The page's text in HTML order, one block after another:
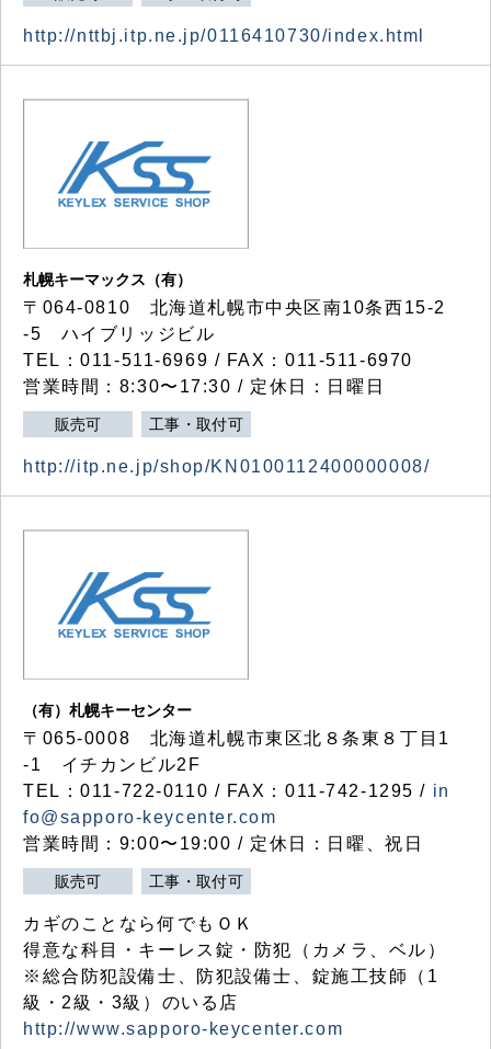
http://nttbj.itp.ne.jp/0116410730/index.html
札幌キーマックス（有）
〒064-0810 北海道札幌市中央区南10条西15-2
-5 ハイブリッジビル
TEL：011-511-6969 / FAX：011-511-6970
営業時間：8:30〜17:30 / 定休日：日曜日
販売可 工事・取付可
http://itp.ne.jp/shop/KN0100112400000008/
（有）札幌キーセンター
〒065-0008 北海道札幌市東区北８条東８丁目1
-1 イチカンビル2F
TEL：011-722-0110 / FAX：011-742-1295 / in
fo@sapporo-keycenter.com
営業時間：9:00〜19:00 / 定休日：日曜、祝日
販売可 工事・取付可
カギのことなら何でもＯＫ
得意な科目・キーレス錠・防犯（カメラ、ベル）
※総合防犯設備士、防犯設備士、錠施工技師（1
級・2級・3級）のいる店
http://www.sapporo-keycenter.com